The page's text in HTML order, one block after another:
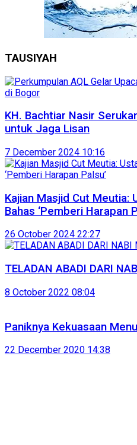
TAUSIYAH
KH. Bachtiar Nasir
untuk Jaga Lisan
7 December 2024 10:16
Kajian Masjid Cut Meutia:
Bahas ‘Pemberi Harapan
26 October 2024 22:27
TELADAN ABADI DARI
8 October 2022 08:04
Paniknya Kekuasaan
22 December 2020 14:38